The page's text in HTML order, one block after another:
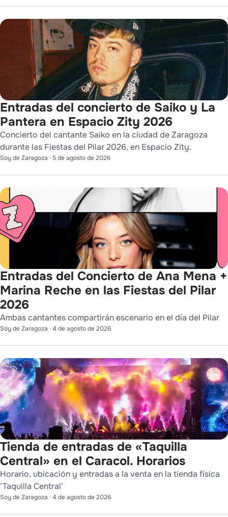
Entradas del concierto de Saiko y La
Pantera en Espacio Zity 2026
Concierto del cantante Saiko en la ciudad de Zaragoza
durante las Fiestas del Pilar 2026, en Espacio Zity.
Soy de Zaragoza · 5 de agosto de 2026
Entradas del Concierto de Ana Mena +
Marina Reche en las Fiestas del Pilar
2026
Ambas cantantes compartirán escenario en el día del Pilar
Soy de Zaragoza · 4 de agosto de 2026
Tienda de entradas de «Taquilla
Central» en el Caracol. Horarios
Horario, ubicación y entradas a la venta en la tienda física
‘Taquilla Central’
Soy de Zaragoza · 4 de agosto de 2026